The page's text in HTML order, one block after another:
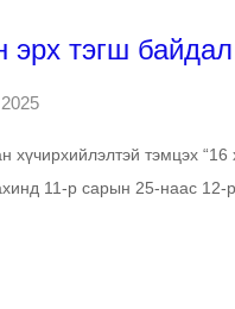
эрх тэгш байдал
хүчирхийлэлтэй тэмцэх “16
11-р сарын 25-наас 12-р